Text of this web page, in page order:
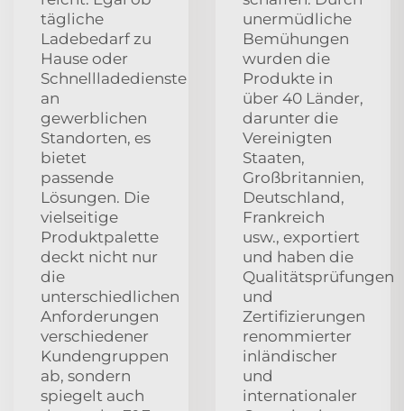
tägliche
Ladebedarf zu
Hause oder
Schnellladedienste
an
gewerblichen
Standorten, es
bietet
passende
Lösungen. Die
vielseitige
Produktpalette
deckt nicht nur
die
unterschiedlichen
Anforderungen
verschiedener
Kundengruppen
ab, sondern
spiegelt auch
unermüdliche
Bemühungen
wurden die
Produkte in
über 40 Länder,
darunter die
Vereinigten
Staaten,
Großbritannien,
Deutschland,
Frankreich
usw., exportiert
und haben die
Qualitätsprüfungen
und
Zertifizierungen
renommierter
inländischer
und
internationaler